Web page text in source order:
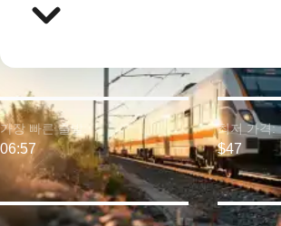
가장 빠른 출발:
06:57
최저 가격:
$47